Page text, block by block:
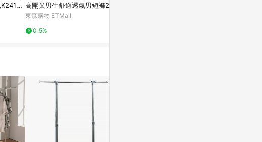
高開叉男生舒適透氣男短褲2026
新款
東森購物 ETMall
0.5%